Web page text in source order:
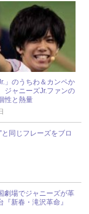
」のうちわ＆カンペか
ジャニーズJr.ファンの
性と熱量
同じフレーズをブロ
劇場でジャニーズが革
新春・滝沢革命』